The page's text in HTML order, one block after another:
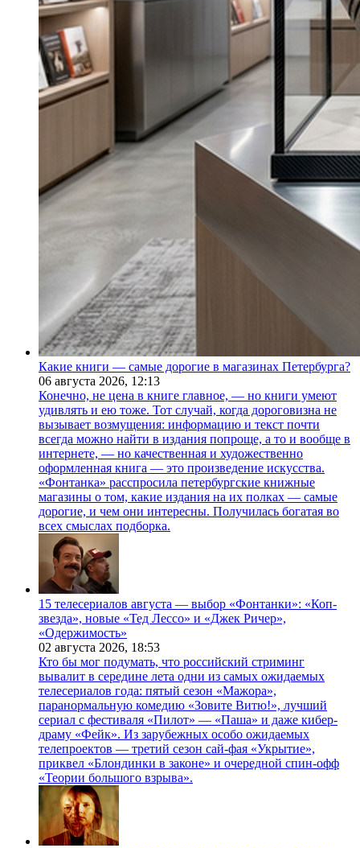
Какие книги — самые дорогие в магазинах Петербурга?
06 августа 2026, 12:13
Конечно, не цена в книге главное, — но книги умеют
удивлять и ею тоже. Тот случай, когда дороговизна не
вызывает возмущения: информацию и текст почти
всегда можно найти в издания попроще, а то и вообще в
интернете, — но качественная и художественно
оформленная книга — это произведение искусства.
«Фонтанка» расспросила петербургские книжные
магазины о том, какие издания на их полках — самые
дорогие, и чем они интересны. Получилась богатая во
всех смыслах подборка.
15 телесериалов августа — выбор «Фонтанки»: «Коп-
звезда», новые «Тед Лессо» и «Джек Ричер»,
«Одержимость»
02 августа 2026, 18:53
Кто бы мог подумать, что российский стриминг
вывалит в середине лета одни из самых ожидаемых
телесериалов года: пятый сезон «Мажора»,
паранормальную комедию «Зовите Витю!», лучший
сериал с фестиваля «Пилот» — «Паша» и даже кибер-
драму «Фейк». Из зарубежных особо ожидаемых
телепроектов — третий сезон сай-фая «Укрытие»,
приквел «Блондинки в законе» и очередной спин-офф
«Теории большого взрыва».